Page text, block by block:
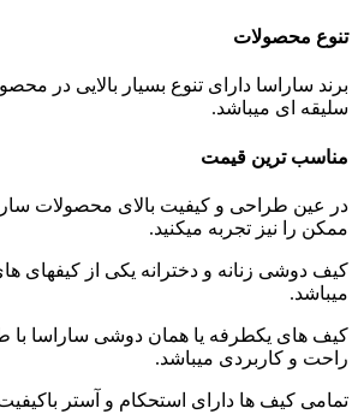
تنوع محصولات
برند ساراسا دارای تنوع بسیار بالایی در
سلیقه ای میباشد.
مناسب ترین قیمت
در عین طراحی و کیفیت بالای محصولات
ممکن را نیز تجربه میکنید.
کیف دوشى زنانه و دخترانه یکی از كيفهاى
میباشد.
کیف های يكطرفه يا همان دوشى ساراسا با
راحت و کاربردی میباشد.
تمامی کیف ها دارای استحكام و آستر